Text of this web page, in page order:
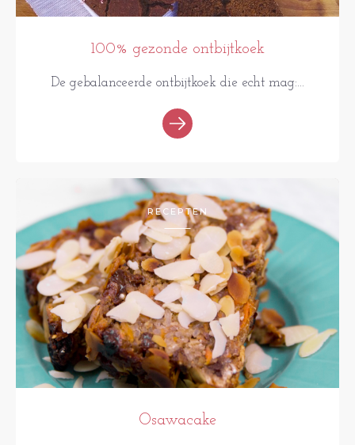
100% gezonde ontbijtkoek
De gebalanceerde ontbijtkoek die echt mag:...
RECEPTEN
Osawacake